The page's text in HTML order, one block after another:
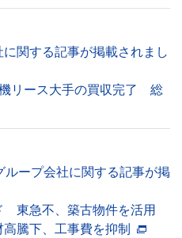
関する記事が掲載されまし
リース大手の買収完了 総
ープ会社に関する記事が掲
東急不、築古物件を活用
騰下、工事費を抑制